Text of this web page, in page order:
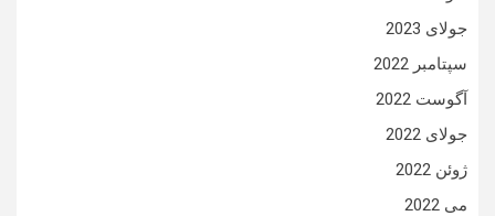
جولای 2023
سپتامبر 2022
آگوست 2022
جولای 2022
ژوئن 2022
می 2022